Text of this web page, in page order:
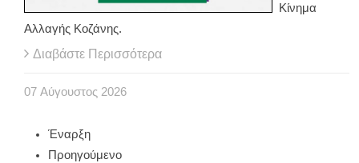
Κίνημα
Αλλαγής Κοζάνης.
Διαβάστε Περισσότερα
07 Αύγουστος 2026
Έναρξη
Προηγούμενο